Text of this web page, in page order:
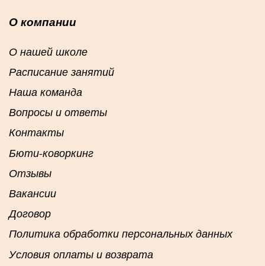
О компании
О нашей школе
Расписание занятий
Наша команда
Вопросы и ответы
Контакты
Бюти-коворкинг
Отзывы
Вакансии
Договор
Политика обработки персональных данных
Условия оплаты и возврата